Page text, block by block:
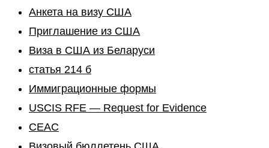
Анкета на визу США
Приглашение из США
Виза в США из Беларуси
статья 214 б
Иммиграционные формы
USCIS RFE — Request for Evidence
CEAC